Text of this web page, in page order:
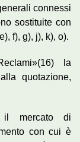
connessi
sostituite con
f), g), j), k), o).
la
quotazione,
il mercato di
con cui è